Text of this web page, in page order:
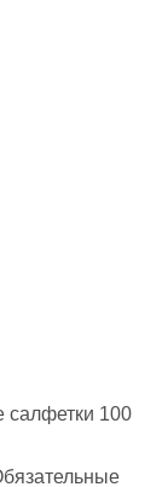
салфетки 100